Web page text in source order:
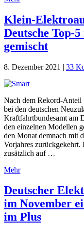
Klein-
Deutsche Top-
gemischt
8. Dezember 2021 | 33
Nach dem Rekord-Anteil
bei den deutschen
Kraftfahrtbundesamt am
den einzelnen Modellen
den Monat demnach mit
Vorjahres zurückgekehrt.
zusätzlich auf …
Mehr
Deutscher
im November
im Plus